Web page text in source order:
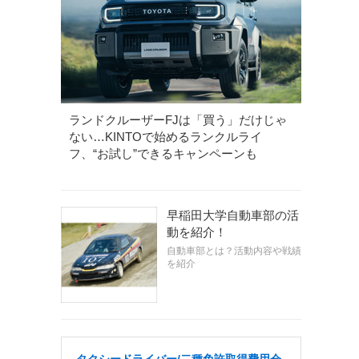
ランドクルーザーFJは「買う」だけじゃ
ない…KINTOで始めるランクルライ
フ、“お試し”できるキャンペーンも
早稲田大学自動車部の活
動を紹介！
自動車部とは？活動内容や戦績
を紹介